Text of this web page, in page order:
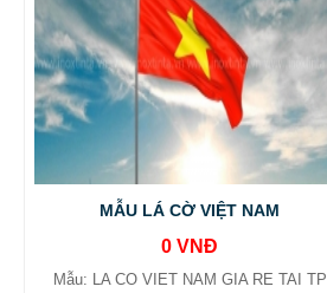
MẪU LÁ CỜ VIỆT NAM
0 VNĐ
Mẫu: LA CO VIET NAM GIA RE TAI TP